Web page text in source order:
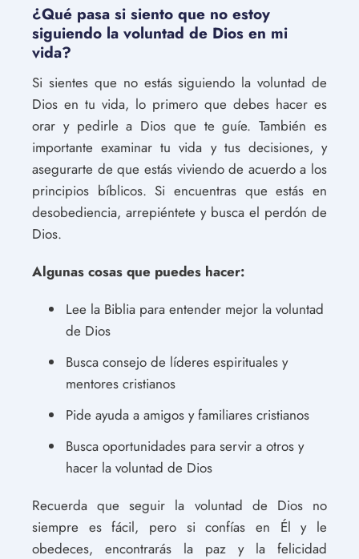
¿Qué pasa si siento que no estoy
siguiendo la voluntad de Dios en mi
vida?
Si sientes que no estás siguiendo la voluntad de
Dios en tu vida, lo primero que debes hacer es
orar y pedirle a Dios que te guíe. También es
importante examinar tu vida y tus decisiones, y
asegurarte de que estás viviendo de acuerdo a los
principios bíblicos. Si encuentras que estás en
desobediencia, arrepiéntete y busca el perdón de
Dios.
Algunas cosas que puedes hacer:
Lee la Biblia para entender mejor la voluntad
de Dios
Busca consejo de líderes espirituales y
mentores cristianos
Pide ayuda a amigos y familiares cristianos
Busca oportunidades para servir a otros y
hacer la voluntad de Dios
Recuerda que seguir la voluntad de Dios no
siempre es fácil, pero si confías en Él y le
obedeces, encontrarás la paz y la felicidad